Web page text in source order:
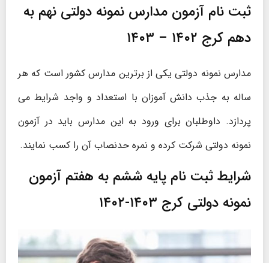
ثبت نام آزمون مدارس نمونه دولتی نهم به
دهم کرج ۱۴۰۲ – ۱۴۰۳
مدارس نمونه دولتی یکی از برترین مدارس کشور است که هر
ساله به جذب دانش آموزان با استعداد و واجد شرایط می
پردازد. داوطلبان برای ورود به این مدارس باید در آزمون
نمونه دولتی شرکت کرده و نمره حدنصاب آن را کسب نمایند.
شرایط ثبت نام پایه ششم به هفتم آزمون
نمونه دولتی کرج ۱۴۰۳-۱۴۰۲